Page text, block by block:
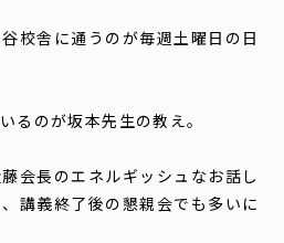
校舎に通うのが毎週土曜日の日
るのが坂本先生の教え。
会長のエネルギッシュなお話し
講義終了後の懇親会でも多いに